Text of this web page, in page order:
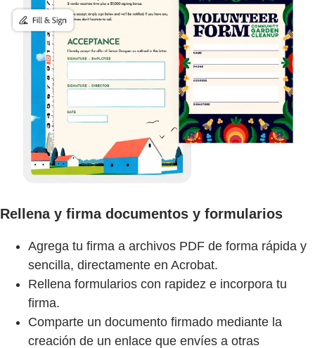
Rellena y firma documentos y formularios
Agrega tu firma a archivos PDF de forma rápida y
sencilla, directamente en Acrobat.
Rellena formularios con rapidez e incorpora tu
firma.
Comparte un documento firmado mediante la
creación de un enlace que envíes a otras